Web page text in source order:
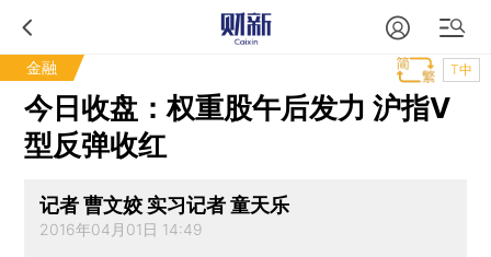
金融 T中
今日收盘：权重股午后发力 沪指V
型反弹收红
记者 曹文姣 实习记者 童天乐
2016年04月01日 14:49